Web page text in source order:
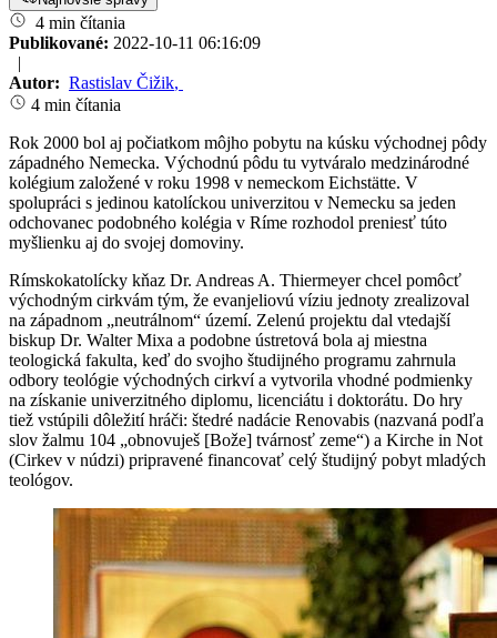
4 min čítania
Publikované: 2022-10-11 06:16:09
|
Autor: Rastislav Čižik,
4 min čítania
Rok 2000 bol aj počiatkom môjho pobytu na kúsku východnej pôdy
západného Nemecka. Východnú pôdu tu vytváralo medzinárodné
kolégium založené v roku 1998 v nemeckom Eichstätte. V
spolupráci s jedinou katolíckou univerzitou v Nemecku sa jeden
odchovanec podobného kolégia v Ríme rozhodol preniesť túto
myšlienku aj do svojej domoviny.
Rímskokatolícky kňaz Dr. Andreas A. Thiermeyer chcel pomôcť
východným cirkvám tým, že evanjeliovú víziu jednoty zrealizoval
na západnom „neutrálnom“ území. Zelenú projektu dal vtedajší
biskup Dr. Walter Mixa a podobne ústretová bola aj miestna
teologická fakulta, keď do svojho študijného programu zahrnula
odbory teológie východných cirkví a vytvorila vhodné podmienky
na získanie univerzitného diplomu, licenciátu i doktorátu. Do hry
tiež vstúpili dôležití hráči: štedré nadácie Renovabis (nazvaná podľa
slov žalmu 104 „obnovuješ [Bože] tvárnosť zeme“) a Kirche in Not
(Cirkev v núdzi) pripravené financovať celý študijný pobyt mladých
teológov.